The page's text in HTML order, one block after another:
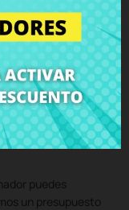
e024 17-e104 17-
USADO
servicio de
puedes
un presupuesto